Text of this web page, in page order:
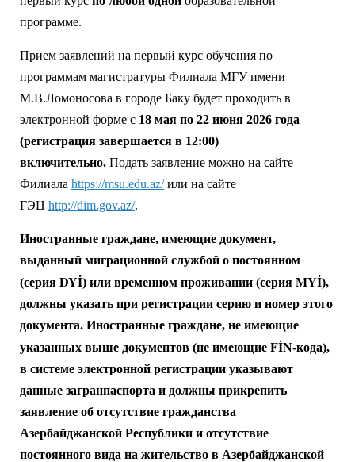
программе.
Прием заявлений на первый курс обучения по
программам магистратуры Филиала МГУ имени
М.В.Ломоносова в городе Баку будет проходить в
электронной форме с 18 мая по 22 июня 2026 года
(регистрация завершается в 12:00)
включительно. Подать заявление можно на сайте
Филиала https://msu.edu.az/или на сайте
ГЭЦ http://dim.gov.az/.
Иностранные граждане, имеющие документ,
выданный миграционной службой о постоянном
(серия DYİ) или временном проживании (серия MYİ),
должны указать при регистрации серию и номер этого
документа. Иностранные граждане, не имеющие
указанных выше документов (не имеющие FİN-кода),
в системе электронной регистрации указывают
данные загранпаспорта и должны прикрепить
заявление об отсутствие гражданства
Азербайджанской Республики и отсутствие
постоянного вида на жительство в Азербайджанской